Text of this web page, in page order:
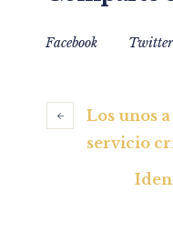
Facebook Twitter
Los unos
servicio